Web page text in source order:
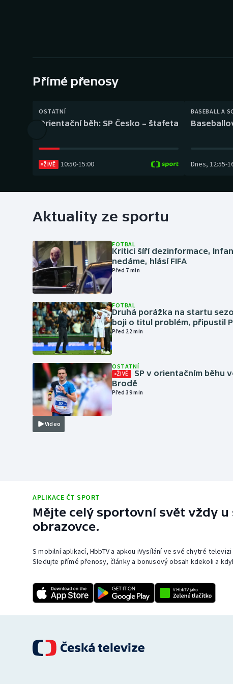
Gymnastika
Přímé přenosy
OSTATNÍ
Orientační běh: SP Česko – štafeta
ŽIVĚ 10:50-15:00
BASEBALL A
Dnes, 12:55-
Aktuality ze sportu
FOTBAL
Kritici šíří dezinformace,
nedáme, hlásí FIFA
Před 7 min
FOTBAL
Druhá porážka na startu
boji o titul problém, připustil
Před 22 min
Video
OSTATNÍ
ŽIVĚ
SP v orientačním běhu
Brodě
Před 39 min
APLIKACE ČT SPORT
Mějte celý sportovní svět vždy u
obrazovce.
S mobilní aplikací, HbbTV a apkou iVysílání ve své chytré
Sledujte přímé přenosy, články a bonusový obsah kdekoli a